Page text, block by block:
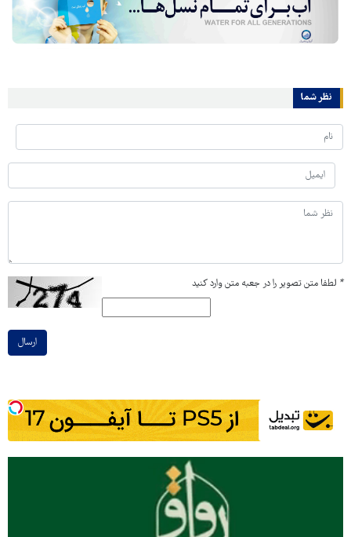
نظر شما
* لطفا متن تصویر را در جعبه متن وارد کنید
ارسال